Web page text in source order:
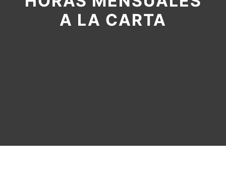
A LA CARTA